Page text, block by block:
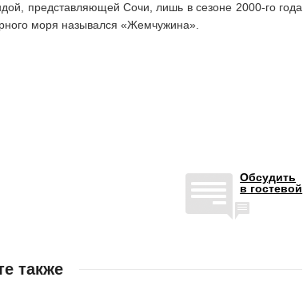
представляющей Сочи, лишь в сезоне 2000-го года
моря назывался «Жемчужина».
Обсудить
в гостевой
также